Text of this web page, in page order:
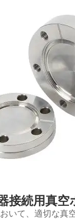
接続用真空
いて、適切な真